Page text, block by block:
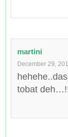
martini
December 29,
tobat